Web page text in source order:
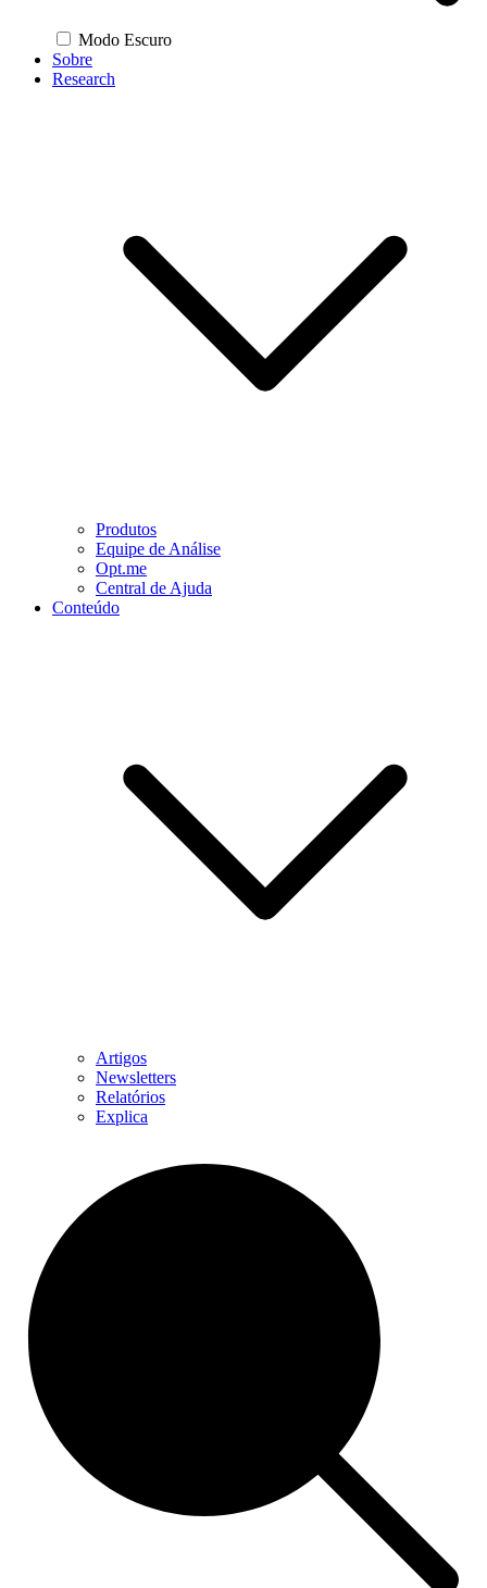
Modo Escuro
Sobre
Research
Produtos
Equipe de Análise
Opt.me
Central de Ajuda
Conteúdo
Artigos
Newsletters
Relatórios
Explica